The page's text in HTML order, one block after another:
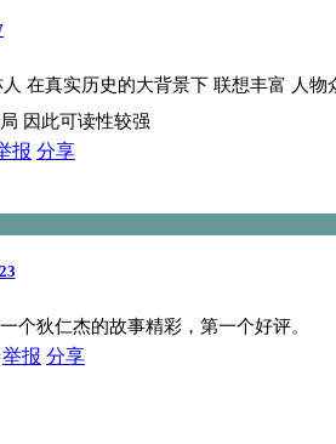
在真实历史的大背景下 联想丰富 人物
因此可读性较强
报 分享
个狄仁杰的故事精彩，第一个好评。
举报 分享